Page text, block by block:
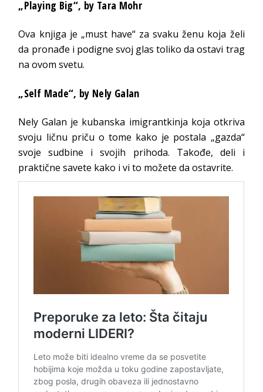
„Playing Big“, by Tara Mohr
Ova knjiga je „must have“ za svaku ženu koja želi
da pronađe i podigne svoj glas toliko da ostavi trag
na ovom svetu.
„Self Made“, by Nely Galan
Nely Galan je kubanska imigrantkinja koja otkriva
svoju ličnu priču o tome kako je postala „gazda“
svoje sudbine i svojih prihoda. Takođe, deli i
praktične savete kako i vi to možete da ostavrite.